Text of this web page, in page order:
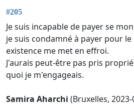
#205
Je suis incapable de payer se
je suis condamné à payer pour
existence me met en effroi.
J'aurais peut-être pas pris
quoi je m'engageais.
Samira Aharchi (Bruxelles, 2023-